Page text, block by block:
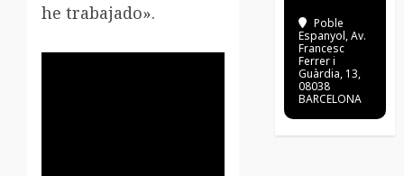
he trabajado».
Poble
Espanyol, Av.
Francesc
Ferrer i
Guàrdia, 13,
08038
BARCELONA